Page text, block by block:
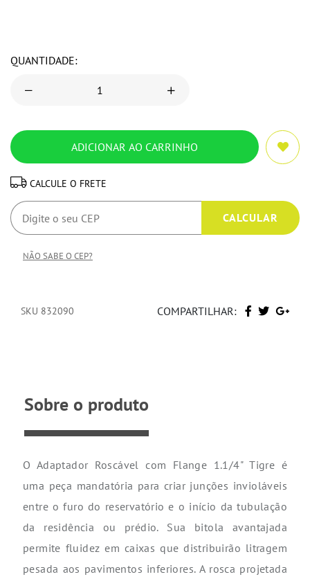
QUANTIDADE:
CALCULE O FRETE
NÃO SABE O CEP?
SKU 832090 COMPARTILHAR:
Sobre o produto
O Adaptador Roscável com Flange 1.1/4" Tigre é
uma peça mandatória para criar junções invioláveis
entre o furo do reservatório e o início da tubulação
da residência ou prédio. Sua bitola avantajada
permite fluidez em caixas que distribuirão litragem
pesada aos pavimentos inferiores. A rosca projetada